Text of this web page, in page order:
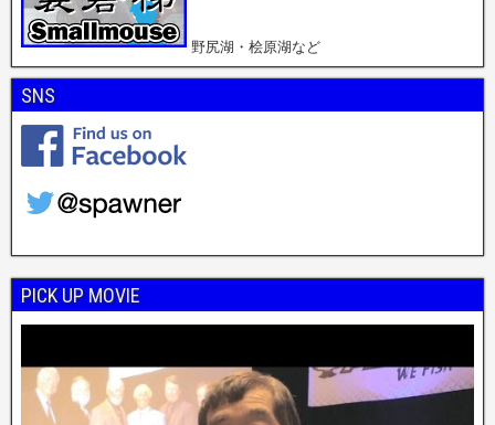
野尻湖・桧原湖など
SNS
PICK UP MOVIE